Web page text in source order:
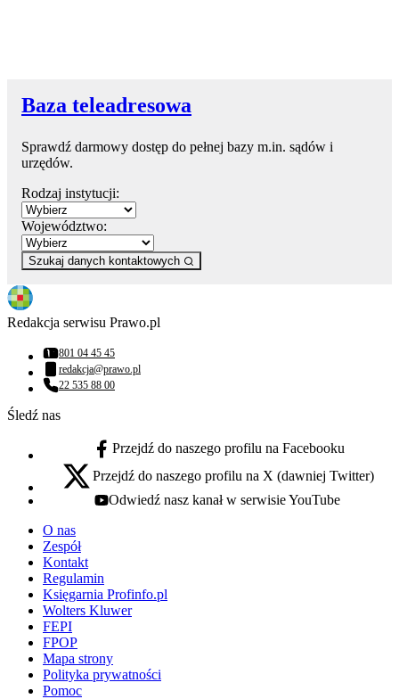
Baza teleadresowa
Sprawdź darmowy dostęp do pełnej bazy m.in. sądów i
urzędów.
Rodzaj instytucji:
Województwo:
Szukaj danych kontaktowych
Redakcja serwisu Prawo.pl
Numer telefonu:
801 04 45 45
Adres email:
redakcja@prawo.pl
Numer telefonu:
22 535 88 00
Śledź nas
facebook - otwiera się w nowej karcie
Przejdź do naszego profilu na Facebooku
x - otwiera się w nowej karcie
Przejdź do naszego profilu na X (dawniej Twitter)
youtube - otwiera się w nowej karcie
Odwiedź nasz kanał w serwisie YouTube
O nas
Zespół
Kontakt
Regulamin
Księgarnia Profinfo.pl
Wolters Kluwer
FEPI
FPOP
Mapa strony
Polityka prywatności
Pomoc